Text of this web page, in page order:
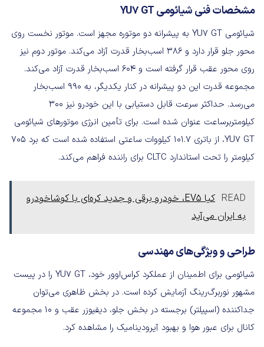
مشخصات فنی شیائومی YU7 GT
شیائومی YU7 GT به پیشرانه دو موتوره مجهز است. موتور نخست روی
محور جلو قرار دارد و ۳۸۶ اسب‌بخار قدرت آزاد می‌کند. موتور دوم نیز
روی محور عقب قرار گرفته است و ۶۰۴ اسب‌بخار قدرت آزاد می‌کند.
مجموعه قدرت این دو پیشرانه در کنار یکدیگر، به ۹۹۰ اسب‌بخار
می‌رسد. حداکثر سرعت قابل دستیابی با این خودرو نیز ۳۰۰
کیلومتربرساعت عنوان شده است. برای تأمین انرژی موتورهای شیائومی
YU7 GT، از باتری ۱۰۱.۷ کیلووات ساعتی استفاده شده است که برد ۷۰۵
کیلومتر را تحت استاندارد CLTC برای راننده فراهم می‌کند.
READ
کیا EV5، خودرو برقی و جدید کره‌ای با کوشاخودرو
به ایران می‌آید
طراحی و ویژگی‌های مهندسی
شیائومی برای اطمینان از عملکرد کراس‌اوور خود، YU7 GT‌ را در پیست
مشهور نوربرگ‌رینگ آزمایش کرده است. در بخش ظاهری می‌توان
جداکننده (اسپیلتر) برجسته در بخش جلو، دیفیوزر عقب و ۱۰ مجموعه
کانال برای عبور هوا و بهبود آیرودینامیک را مشاهده کرد.